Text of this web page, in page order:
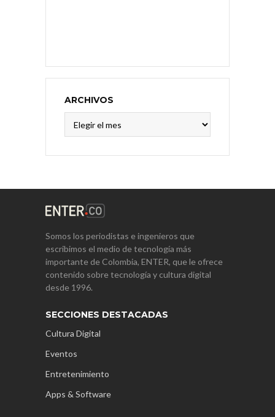
ARCHIVOS
Somos los periodistas e ingenieros que
escribimos el medio de tecnología más
importante de Colombia, ENTER, que le ofrece
contenido sobre tecnología y cultura digital
desde 1996.
SECCIONES DESTACADAS
Cultura Digital
Eventos
Entretenimiento
Apps & Software